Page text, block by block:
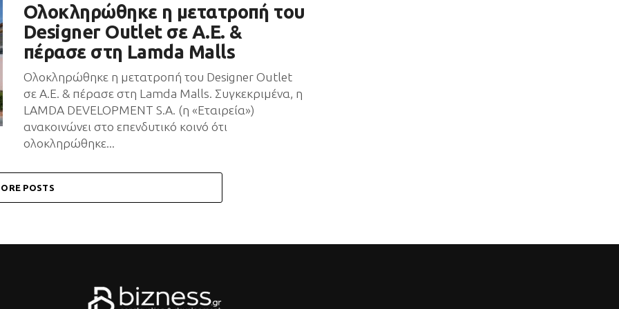
Ολοκληρώθηκε η μετατροπή του
Designer Outlet σε Α.Ε. &
πέρασε στη Lamda Malls
Ολοκληρώθηκε η μετατροπή του Designer Outlet
σε Α.Ε. & πέρασε στη Lamda Malls. Συγκεκριμένα, η
LAMDA DEVELOPMENT S.A. (η «Εταιρεία»)
ανακοινώνει στο επενδυτικό κοινό ότι
ολοκληρώθηκε...
POSTS